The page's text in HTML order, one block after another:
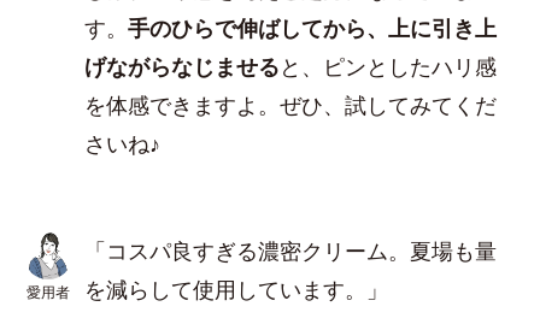
す。 手のひらで伸ばしてから、上に引き上
げながらなじませると、ピンとしたハリ感
を体感できますよ。ぜひ、試してみてくだ
さいね♪
愛用者
「コスパ良すぎる濃密クリーム。夏場も量
を減らして使用しています。」